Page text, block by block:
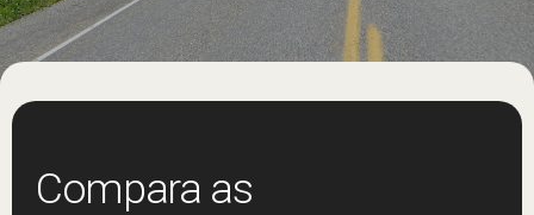
Compara as